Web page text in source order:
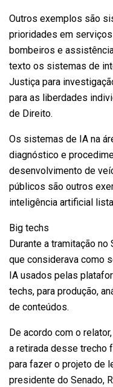
Outros exemplos são
prioridades em
bombeiros e
texto os sistemas de
Justiça para
para as liberdades
de Direito.
Os sistemas de IA na
diagnóstico e
desenvolvimento de
públicos são outros
inteligência artificial
Big techs
Durante a tramitação
que considerava como
IA usados pelas
techs, para produção,
de conteúdos.
De acordo com o
a retirada desse trecho
para fazer o projeto de
presidente do Senado,